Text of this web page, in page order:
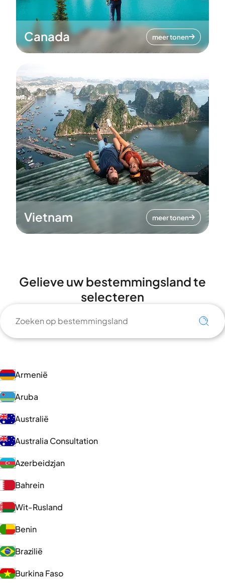
Canada meer tonen
Vietnam meer tonen
Gelieve uw bestemmingsland te
selecteren
Armenië
Aruba
Australië
Australia Consultation
Azerbeidzjan
Bahrein
Wit-Rusland
Benin
Brazilië
Burkina Faso